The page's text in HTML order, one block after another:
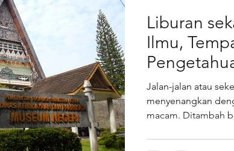
Liburan
Ilmu,
Jalan-jalan atau
menyenangkan
macam. Ditambah